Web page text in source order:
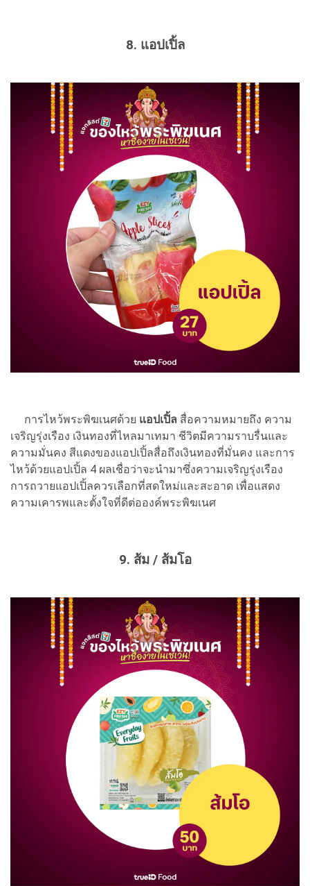
8. แอปเปิ้ล
การไหว้พระพิฆเนศด้วย แอปเปิ้ล สื่อความหมายถึง ความ
เจริญรุ่งเรือง เงินทองที่ไหลมาเทมา ชีวิตมีความราบรื่นและ
ความมั่นคง สีแดงของแอปเปิ้ลสื่อถึงเงินทองที่มั่นคง และการ
ไหว้ด้วยแอปเปิ้ล 4 ผลเชื่อว่าจะนำมาซึ่งความเจริญรุ่งเรือง
การถวายแอปเปิ้ลควรเลือกที่สดใหม่และสะอาด เพื่อแสดง
ความเคารพและตั้งใจที่ดีต่อองค์พระพิฆเนศ
9. ส้ม / ส้มโอ